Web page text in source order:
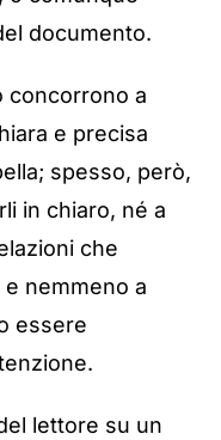
documento.
concorrono a
e precisa
spesso, però,
in chiaro, né a
che
nemmeno a
essere
lettore su un